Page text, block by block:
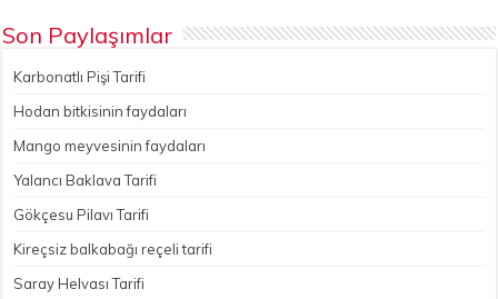
Son Paylaşımlar
Karbonatlı Pişi Tarifi
Hodan bitkisinin faydaları
Mango meyvesinin faydaları
Yalancı Baklava Tarifi
Gökçesu Pilavı Tarifi
Kireçsiz balkabağı reçeli tarifi
Saray Helvası Tarifi